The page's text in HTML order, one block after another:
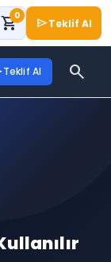
shopping_cart0 sendTeklif Al
Teklif Al search